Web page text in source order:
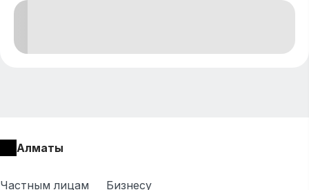
Алматы
Частным лицам
Бизнесу